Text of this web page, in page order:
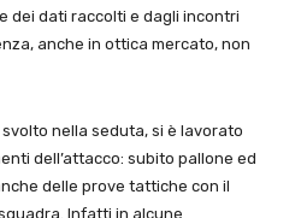
dei dati raccolti e dagli incontri
anche in ottica mercato, non
nella seduta, si è lavorato
dell’attacco: subito pallone ed
delle prove tattiche con il
Infatti in alcune